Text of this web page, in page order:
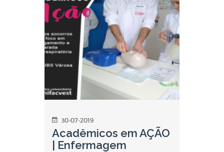
30-07-2019
Acadêmicos em AÇÃO
| Enfermagem